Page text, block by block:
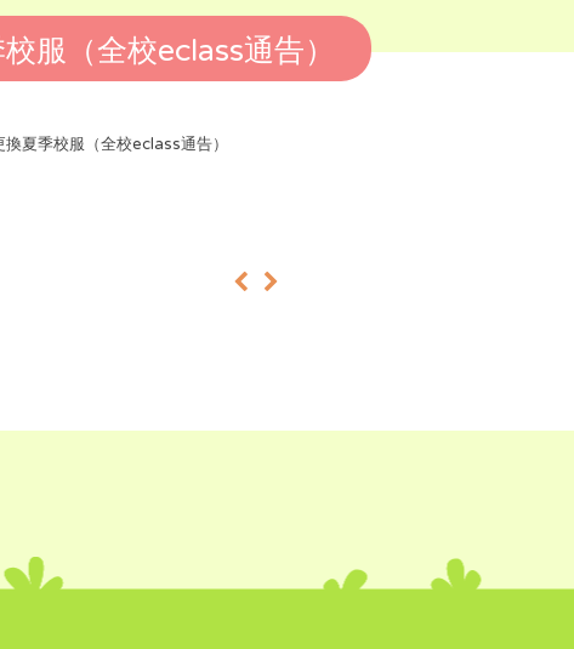
服（全校eclass通告）
夏季校服（全校eclass通告）
« »